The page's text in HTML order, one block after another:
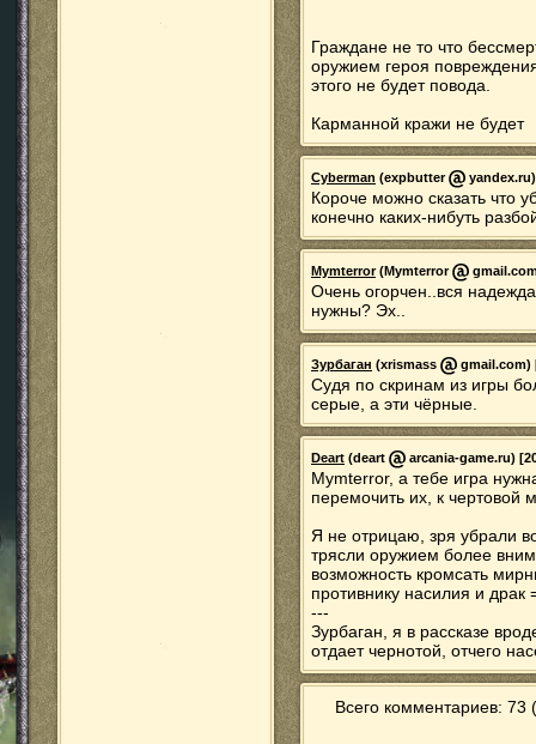
Граждане не то что
оружием героя
этого не будет повода.
Карманной кражи не будет
Cyberman (expbutter
Короче можно сказать что
конечно каких-нибуть
Mymterror(Mymterror
Очень огорчен..вся
нужны? Эх..
Зурбаган (xrismass gmail.com)
Судя по скринам из игры
серые, а эти чёрные.
Deart (deart arcania-game.ru)
Mymterror, а тебе игра
перемочить их, к чертовой
Я не отрицаю, зря убрали
трясли оружием более
возможность кромсать
противнику насилия и драк
---
Зурбаган, я в рассказе
отдает чернотой, отчего
Всего комментариев: